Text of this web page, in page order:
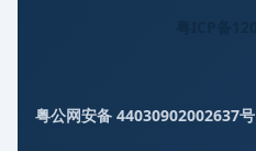
粤公网安备 44030902002637号